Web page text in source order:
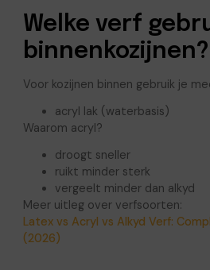
Welke verf
binnenkozijnen?
Voor kozijnen binnen gebruik je
acryl lak (waterbasis)
Waarom acryl?
droogt sneller
ruikt minder sterk
vergeelt minder dan alkyd
Meer uitleg over verfsoorten:
Latex vs Acryl vs Alkyd Verf:
(2026)